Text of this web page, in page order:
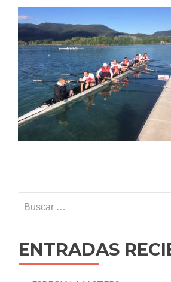
ENTRADAS